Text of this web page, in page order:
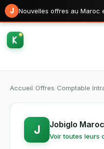
J Nouvelles offres au Maroc
Accueil Offres Comptable
J Jobiglo Maroc
Voir toutes leurs